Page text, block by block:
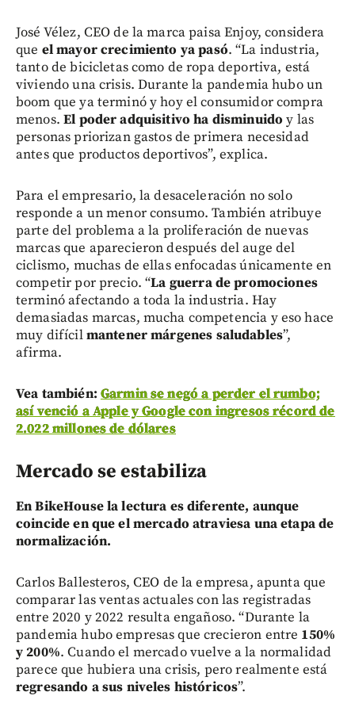
José Vélez, CEO de la marca paisa Enjoy, considera
que el mayor crecimiento ya pasó. “La industria,
tanto de bicicletas como de ropa deportiva, está
viviendo una crisis. Durante la pandemia hubo un
boom que ya terminó y hoy el consumidor compra
menos.El poder adquisitivo ha disminuido y las
personas priorizan gastos de primera necesidad
antes que productos deportivos”, explica.
Para el empresario, la desaceleración no solo
responde a un menor consumo. También atribuye
parte del problema a la proliferación de nuevas
marcas que aparecieron después del auge del
ciclismo, muchas de ellas enfocadas únicamente en
competir por precio. “La guerra de promociones
terminó afectando a toda la industria. Hay
demasiadas marcas, mucha competencia y eso hace
muy difícilmantener márgenes saludables”,
afirma.
Vea también: Garmin se negó a perder el rumbo;
así venció a Apple y Google con ingresos récord de
2.022 millones de dólares
Mercado se estabiliza
En BikeHouse la lectura es diferente, aunque
coincide en que el mercado atraviesa una etapa de
normalización.
Carlos Ballesteros, CEO de la empresa, apunta que
comparar las ventas actuales con las registradas
entre 2020 y 2022 resulta engañoso. “Durante la
pandemia hubo empresas que crecieron entre 150%
y 200%. Cuando el mercado vuelve a la normalidad
parece que hubiera una crisis, pero realmente está
regresando a sus niveles históricos”.